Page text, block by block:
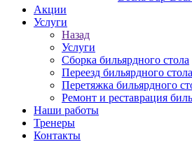
Акции
Услуги
Назад
Услуги
Сборка бильярдного стола
Переезд бильярдного стола
Перетяжка бильярдного
Ремонт и реставрация
Наши работы
Тренеры
Контакты